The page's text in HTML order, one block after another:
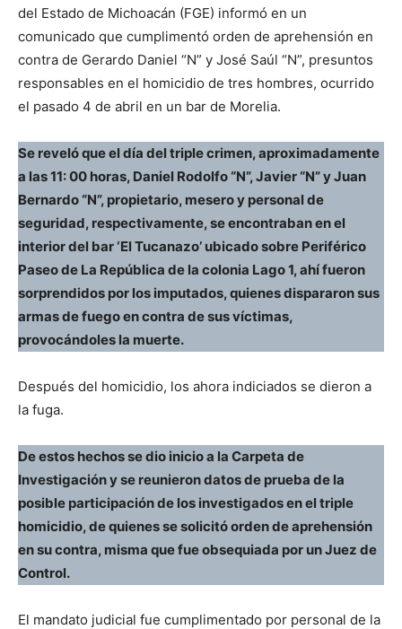
del Estado de Michoacán (FGE) informó en un
comunicado que cumplimentó orden de aprehensión en
contra de Gerardo Daniel “N” y José Saúl “N”, presuntos
responsables en el homicidio de tres hombres, ocurrido
el pasado 4 de abril en un bar de Morelia.
Se reveló que el día del triple crimen, aproximadamente
a las 11: 00 horas, Daniel Rodolfo “N”, Javier “N” y Juan
Bernardo “N”, propietario, mesero y personal de
seguridad, respectivamente, se encontraban en el
interior del bar ‘El Tucanazo’ ubicado sobre Periférico
Paseo de La República de la colonia Lago 1, ahí fueron
sorprendidos por los imputados, quienes dispararon sus
armas de fuego en contra de sus víctimas,
provocándoles la muerte.
Después del homicidio, los ahora indiciados se dieron a
la fuga.
De estos hechos se dio inicio a la Carpeta de
Investigación y se reunieron datos de prueba de la
posible participación de los investigados en el triple
homicidio, de quienes se solicitó orden de aprehensión
en su contra, misma que fue obsequiada por un Juez de
Control.
El mandato judicial fue cumplimentado por personal de la